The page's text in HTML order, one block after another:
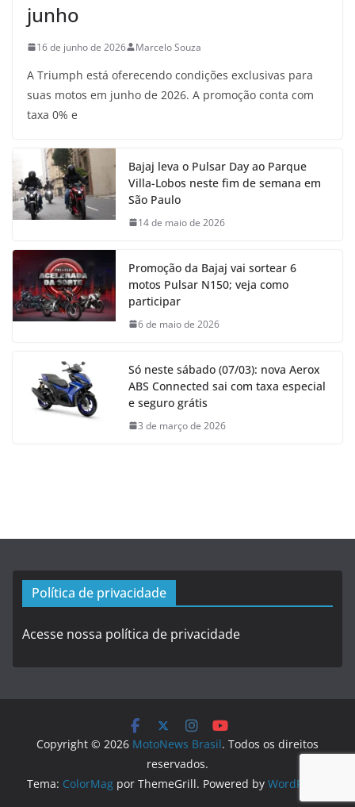
junho
16 de junho de 2026 Marcelo Souza
A Triumph está oferecendo condições exclusivas para
suas motos em junho de 2026. A promoção conta com
taxa 0% e
Bajaj leva o Pulsar Day ao Parque
Villa-Lobos neste fim de semana em
São Paulo
14 de maio de 2026
Promoção da Bajaj vai sortear 6
motos Pulsar N150; veja como
participar
6 de maio de 2026
Só neste sábado (07/03): nova Aerox
ABS Connected sai com taxa especial
e seguro grátis
3 de março de 2026
Política de privacidade
Acesse nossa política de privacidade
Copyright © 2026 MotoNews Brasil. Todos os direitos
reservados.
Tema: ColorMag por ThemeGrill. Powered by WordPress